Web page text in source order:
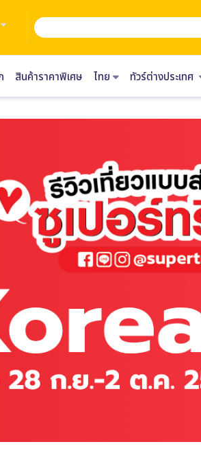
สินค้าราคาพิเศษ ไทย ทัวร์ต่างประเทศ